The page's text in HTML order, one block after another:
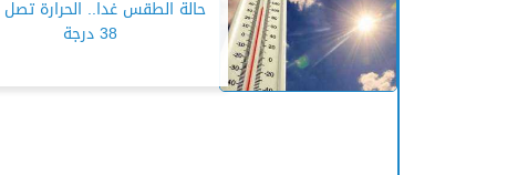
حالة الطقس غدا.. الحرارة
38 درجة